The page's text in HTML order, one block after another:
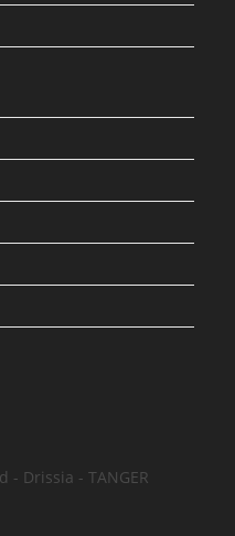
- Drissia - TANGER